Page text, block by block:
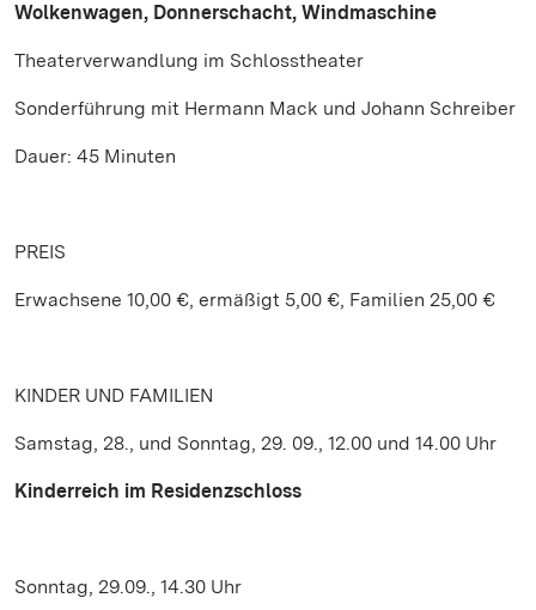
Wolkenwagen, Donnerschacht, Windmaschine
Theaterverwandlung im Schlosstheater
Sonderführung mit Hermann Mack und Johann Schreiber
Dauer: 45 Minuten
PREIS
Erwachsene 10,00 €, ermäßigt 5,00 €, Familien 25,00 €
KINDER UND FAMILIEN
Samstag, 28., und Sonntag, 29. 09., 12.00 und 14.00 Uhr
Kinderreich im Residenzschloss
Sonntag, 29.09., 14.30 Uhr